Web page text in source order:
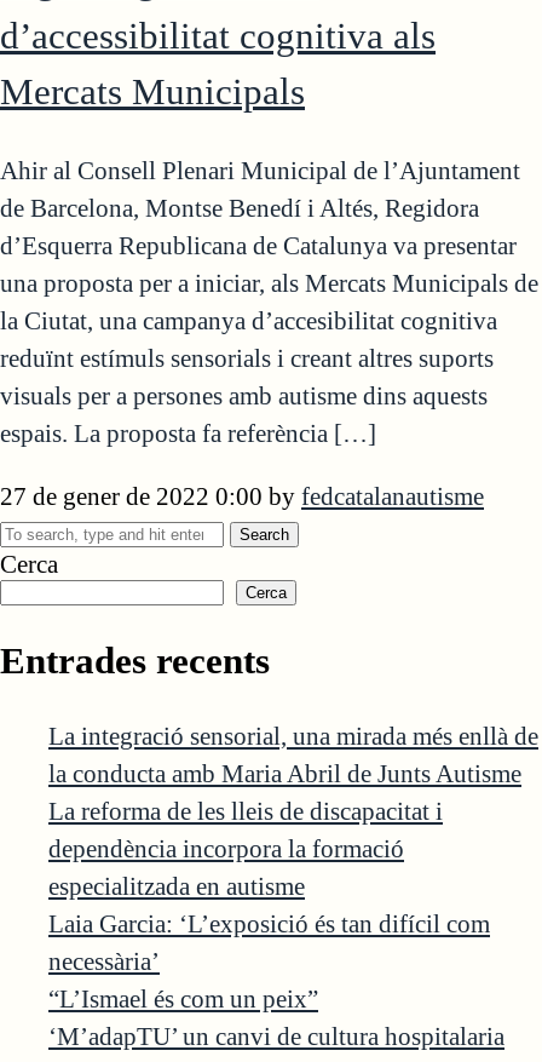
d’accessibilitat cognitiva als
Mercats Municipals
Ahir al Consell Plenari Municipal de l’Ajuntament
de Barcelona, Montse Benedí i Altés, Regidora
d’Esquerra Republicana de Catalunya va presentar
una proposta per a iniciar, als Mercats Municipals de
la Ciutat, una campanya d’accesibilitat cognitiva
reduïnt estímuls sensorials i creant altres suports
visuals per a persones amb autisme dins aquests
espais. La proposta fa referència […]
27 de gener de 2022 0:00 by fedcatalanautisme
Search
Cerca
Cerca
Entrades recents
La integració sensorial, una mirada més enllà de
la conducta amb Maria Abril de Junts Autisme
La reforma de les lleis de discapacitat i
dependència incorpora la formació
especialitzada en autisme
Laia Garcia: ‘L’exposició és tan difícil com
necessària’
“L’Ismael és com un peix”
‘M’adapTU’ un canvi de cultura hospitalaria